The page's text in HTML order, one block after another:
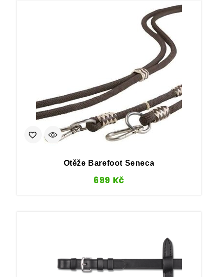
Otěže Barefoot Seneca
699 Kč